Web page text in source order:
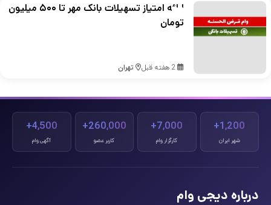
ارائه امتیاز تسهیلات بانک مهر تا ۵۰۰ میلیون
تومان
2 هفته قبل تهران
1,200+
شهر ایران
7,000+
کارگزار وام
260,000+
کاربر عضو
4,500+
آگهی وام
درباره دیجی وام